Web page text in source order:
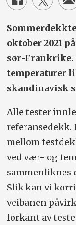
oktober 2021
sør-Frankrike.
temperaturer
skandinavisk
Alle tester
referansedekk.
mellom
ved vær- og
sammenliknes
Slik kan vi
veibanen
forkant av